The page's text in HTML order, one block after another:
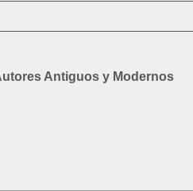
Antiguos y Modernos